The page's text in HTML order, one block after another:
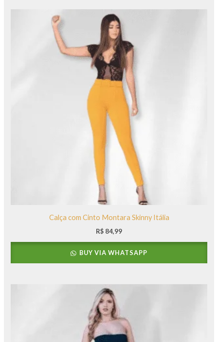
Calça com Cinto Montara Skinny Itália
R$ 84,99
BUY VIA WHATSAPP